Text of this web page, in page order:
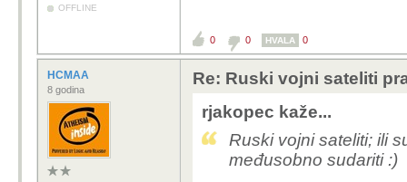
OFFLINE
0 0 HVALA 0
HCMAA
8 godina
Re: Ruski vojni sateliti
rjakopec kaže...
Ruski vojni sateliti; ili
međusobno sudariti :)